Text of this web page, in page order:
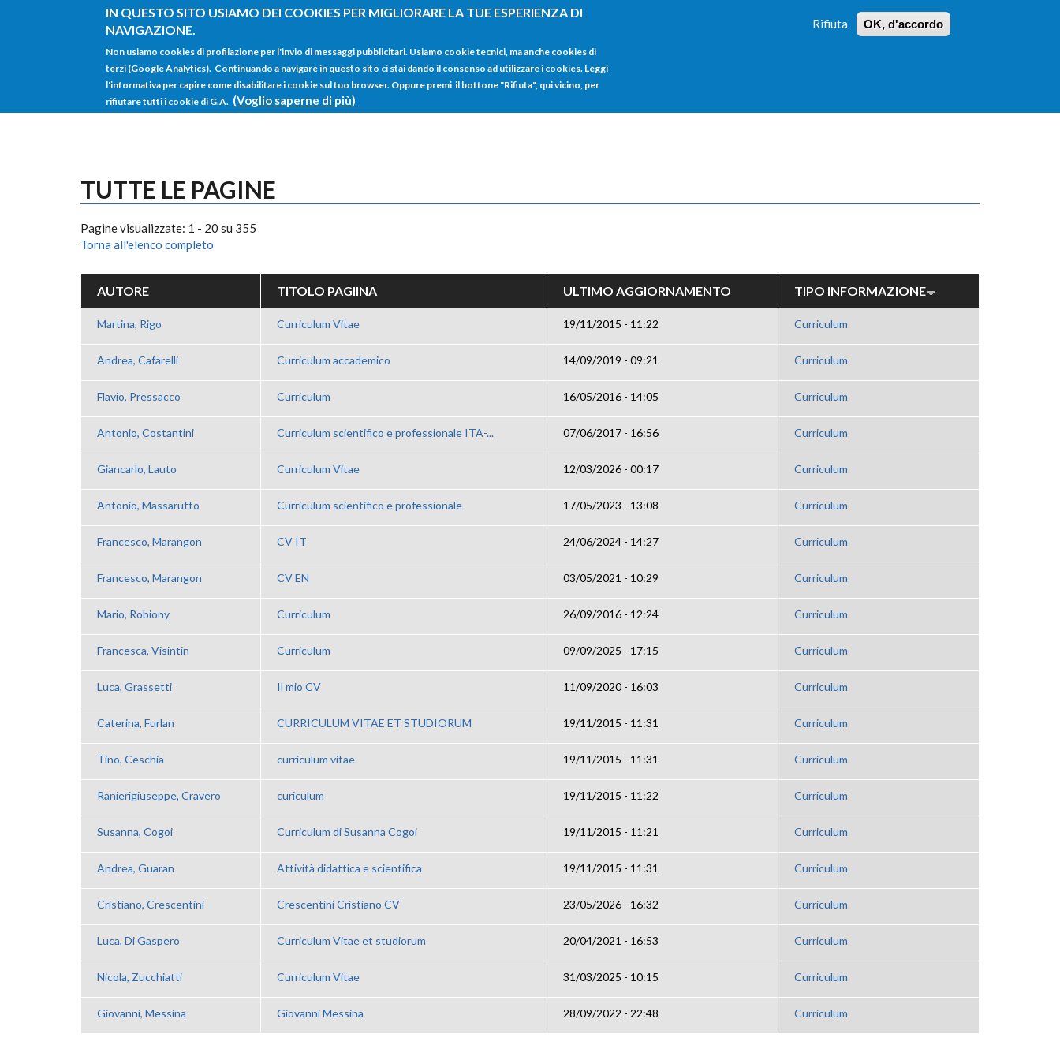
IN QUESTO SITO USIAMO DEI COOKIES PER MIGLIORARE LA TUE ESPERIENZA DI
NAVIGAZIONE.
Non usiamo cookies di profilazione per l'invio di messaggi pubblicitari. Usiamo cookie tecnici, ma anche cookies di
terzi (Google Analytics). Continuando a navigare in questo sito ci stai dando il consenso ad utilizzare i cookies. Leggi
l'informativa per capire come disabilitare i cookie sul tuo browser. Oppure premi il bottone "Rifiuta", qui vicino, per
rifiutare tutti i cookie di G.A. (Voglio saperne di più)
Rifiuta OK, d'accordo
Salta al contenuto principale
RICERCA
HOME
TUTTE LE PAGINE
Pagine visualizzate: 1 - 20 su 355
Torna all'elenco completo
AUTORE TITOLO PAGIINA ULTIMO AGGIORNAMENTO TIPO INFORMAZIONE
Martina, Rigo Curriculum Vitae 19/11/2015 - 11:22 Curriculum
Andrea, Cafarelli Curriculum accademico 14/09/2019 - 09:21 Curriculum
Flavio, Pressacco Curriculum 16/05/2016 - 14:05 Curriculum
Antonio, Costantini Curriculum scientifico e professionale ITA-... 07/06/2017 - 16:56 Curriculum
Giancarlo, Lauto Curriculum Vitae 12/03/2026 - 00:17 Curriculum
Antonio, Massarutto Curriculum scientifico e professionale 17/05/2023 - 13:08 Curriculum
Francesco, Marangon CV IT 24/06/2024 - 14:27 Curriculum
Francesco, Marangon CV EN 03/05/2021 - 10:29 Curriculum
Mario, Robiony Curriculum 26/09/2016 - 12:24 Curriculum
Francesca, Visintin Curriculum 09/09/2025 - 17:15 Curriculum
Luca, Grassetti Il mio CV 11/09/2020 - 16:03 Curriculum
Caterina, Furlan CURRICULUM VITAE ET STUDIORUM 19/11/2015 - 11:31 Curriculum
Tino, Ceschia curriculum vitae 19/11/2015 - 11:31 Curriculum
Ranierigiuseppe, Cravero curiculum 19/11/2015 - 11:22 Curriculum
Susanna, Cogoi Curriculum di Susanna Cogoi 19/11/2015 - 11:21 Curriculum
Andrea, Guaran Attività didattica e scientifica 19/11/2015 - 11:31 Curriculum
Cristiano, Crescentini Crescentini Cristiano CV 23/05/2026 - 16:32 Curriculum
Luca, Di Gaspero Curriculum Vitae et studiorum 20/04/2021 - 16:53 Curriculum
Nicola, Zucchiatti Curriculum Vitae 31/03/2025 - 10:15 Curriculum
Giovanni, Messina Giovanni Messina 28/09/2022 - 22:48 Curriculum